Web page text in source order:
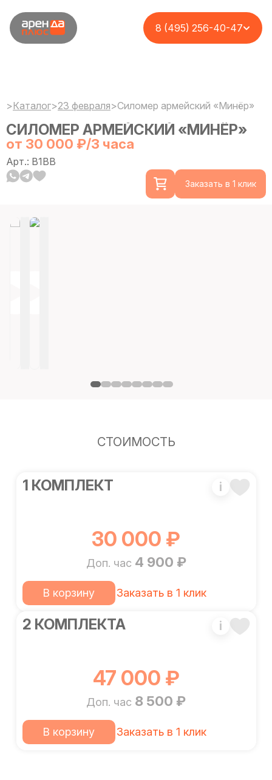
8 (495) 256-40-47
>Каталог>23 февраля>Силомер армейский «Минёр»
СИЛОМЕР АРМЕЙСКИЙ «МИНЁР»
от 30 000 ₽/3 часа
Арт.: B1BB
Заказать в 1 клик
СТОИМОСТЬ
1 КОМПЛЕКТ i
30 000 ₽
Доп. час 4 900 ₽
В корзину Заказать в 1 клик
2 КОМПЛЕКТА i
47 000 ₽
Доп. час 8 500 ₽
В корзину Заказать в 1 клик